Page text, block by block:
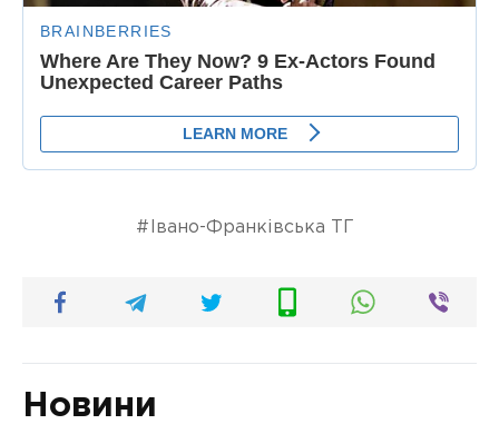
Івано-Франківська ТГ
Новини